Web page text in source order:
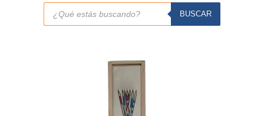
Búsqueda
productos
BUSCAR